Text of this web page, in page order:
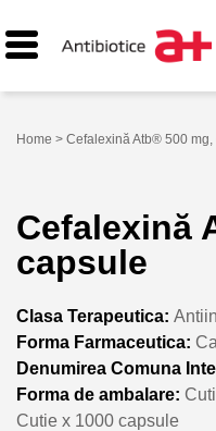
Home > Cefalexină Atb® 500 mg,
Cefalexină
capsule
Clasa Terapeutica:
Forma Farmaceutica:
Denumirea Comuna
Forma de ambalare:
Cutie x 1000 capsule